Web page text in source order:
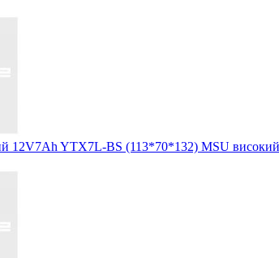
12V7Ah YTX7L-BS (113*70*132) MSU високий